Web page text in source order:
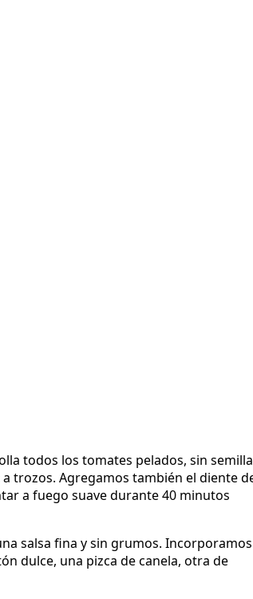
todos los tomates pelados, sin
trozos. Agregamos también el diente
a fuego suave durante 40 minutos
salsa fina y sin grumos. Incorporamos
dulce, una pizca de canela, otra de